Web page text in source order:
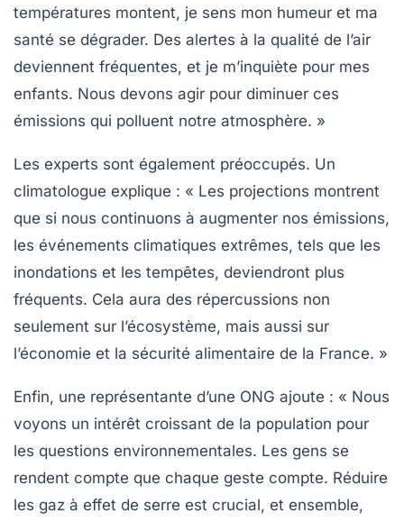
températures montent, je sens mon humeur et ma
santé se dégrader. Des alertes à la qualité de l’air
deviennent fréquentes, et je m’inquiète pour mes
enfants. Nous devons agir pour diminuer ces
émissions qui polluent notre atmosphère. »
Les experts sont également préoccupés. Un
climatologue explique : « Les projections montrent
que si nous continuons à augmenter nos émissions,
les événements climatiques extrêmes, tels que les
inondations et les tempêtes, deviendront plus
fréquents. Cela aura des répercussions non
seulement sur l’écosystème, mais aussi sur
l’économie et la sécurité alimentaire de la France. »
Enfin, une représentante d’une ONG ajoute : « Nous
voyons un intérêt croissant de la population pour
les questions environnementales. Les gens se
rendent compte que chaque geste compte. Réduire
les gaz à effet de serre est crucial, et ensemble,